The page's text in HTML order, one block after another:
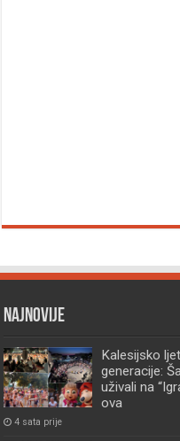
Najnovije
Kalesijsko
generacije:
uživali na
ova
4 sata prije